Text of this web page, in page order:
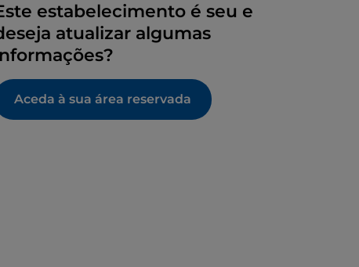
estabelecimento é seu e
atualizar algumas
Aceda à sua área reservada